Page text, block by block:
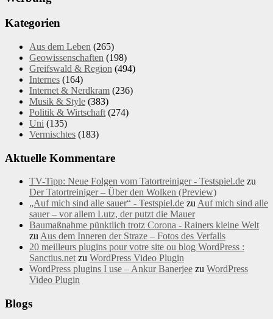
Kategorien
Aus dem Leben (265)
Geowissenschaften (198)
Greifswald & Region (494)
Internes (164)
Internet & Nerdkram (236)
Musik & Style (383)
Politik & Wirtschaft (274)
Uni (135)
Vermischtes (183)
Aktuelle Kommentare
TV-Tipp: Neue Folgen vom Tatortreiniger - Testspiel.de zu
Der Tatortreiniger – Über den Wolken (Preview)
„Auf mich sind alle sauer“ - Testspiel.de zu Auf mich sind alle
sauer – vor allem Lutz, der putzt die Mauer
Baumaßnahme pünktlich trotz Corona - Rainers kleine Welt
zu Aus dem Inneren der Straze – Fotos des Verfalls
20 meilleurs plugins pour votre site ou blog WordPress :
Sanctius.net zu WordPress Video Plugin
WordPress plugins I use – Ankur Banerjee zu WordPress
Video Plugin
Blogs